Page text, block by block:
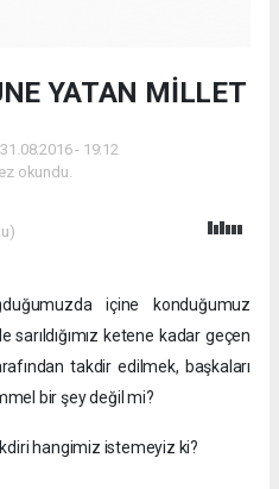
YATAN MİLLET
- 19:12
okundu.
içine konduğumuz
sarıldığımız ketene kadar geçen
takdir edilmek, başkaları
bir şey değil mi?
hangimiz istemeyiz ki?